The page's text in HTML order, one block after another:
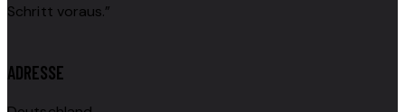
Schritt voraus.”
ADRESSE